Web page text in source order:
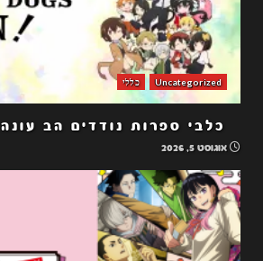
Uncategorized כללי
כלבי ספרות נודדים הב עונה 2 פרקים 5-1
אוגוסט 5, 2026